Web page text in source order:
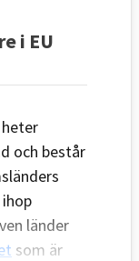
i EU
och består
länder
som är